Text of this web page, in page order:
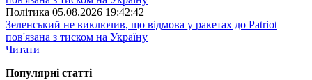
Полiтика 05.08.2026 19:42:42
Зеленський не виключив, що відмова у ракетах до Patriot
пов'язана з тиском на Україну
Читати
Популярнi статтi